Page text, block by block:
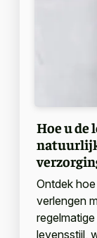
Hoe u de
Ontdek
verlengen
levensstijl,